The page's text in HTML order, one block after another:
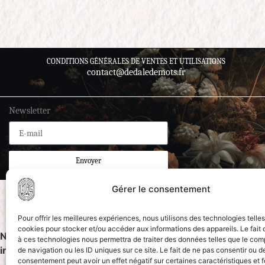
Gérer le consentement
Pour offrir les meilleures expériences, nous utilisons des technologies
cookies pour stocker et/ou accéder aux informations des appareils. Le fait
à ces technologies nous permettra de traiter des données telles que le
de navigation ou les ID uniques sur ce site. Le fait de ne pas consentir ou
consentement peut avoir un effet négatif sur certaines caractéristiques et
CONDITIONS GÉNÉRALES DE VENTES ET UTILISATIONS
contact@dedaledemots.fr
Newsletter
Envoyer
Notice: ob_end_flush(): Failed to send buffer of zlib
includes/functions.phpon line5493